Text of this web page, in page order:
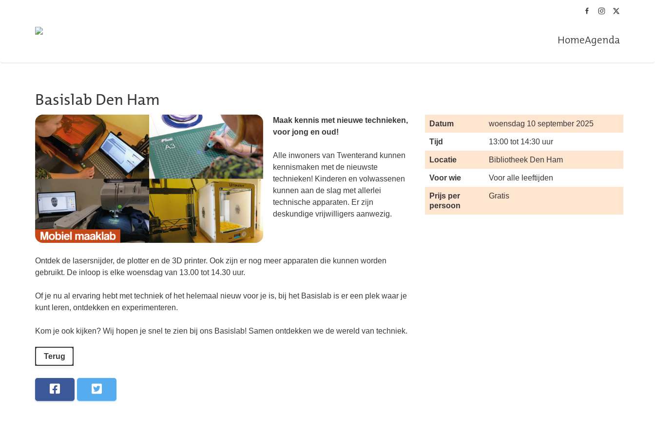
Skip to main content
HomeAgenda
Basislab Den Ham
Maak kennis met nieuwe technieken,
voor jong en oud!
Alle inwoners van Twenterand kunnen
kennismaken met de nieuwste
technieken! Kinderen en volwassenen
kunnen aan de slag met allerlei
technische apparaten. Er zijn
deskundige vrijwilligers aanwezig.
Ontdek de lasersnijder, de plotter en de 3D printer. Ook zijn er nog meer apparaten die kunnen worden
gebruikt. De inloop is elke woensdag van 13.00 tot 14.30 uur.
Of je nu al ervaring hebt met techniek of het helemaal nieuw voor je is, bij het Basislab is er een plek waar je
kunt leren, ontdekken en experimenteren.
Kom je ook kijken? Wij hopen je snel te zien bij ons Basislab! Samen ontdekken we de wereld van techniek.
Datum woensdag 10 september 2025
Tijd 13:00 tot 14:30 uur
Locatie Bibliotheek Den Ham
Voor wie Voor alle leeftijden
Prijs per
persoon
Gratis
Terug